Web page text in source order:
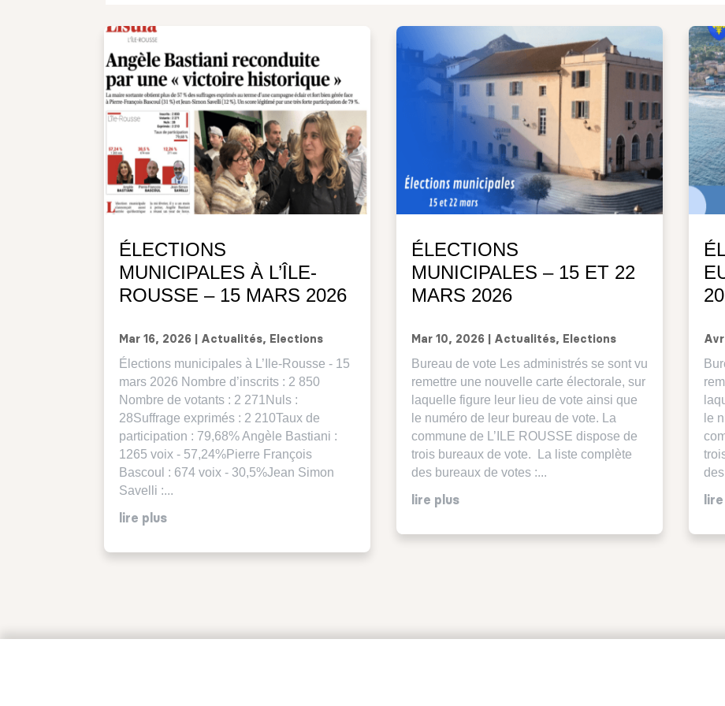
ÉLECTIONS
MUNICIPALES À L’ÎLE-
ROUSSE – 15 MARS 2026
Mar 16, 2026 Actualités, Elections
Élections municipales à L’Ile-Rousse - 15
mars 2026 Nombre d’inscrits : 2 850
Nombre de votants : 2 271Nuls :
28Suffrage exprimés : 2 210Taux de
participation : 79,68% Angèle Bastiani :
1265 voix - 57,24%Pierre François
Bascoul : 674 voix - 30,5%Jean Simon
Savelli :...
lire plus
ÉLECTIONS
MUNICIPALES – 15 ET 22
MARS 2026
Mar 10, 2026| Actualités, Elections
Bureau de vote Les administrés se sont vu
remettre une nouvelle carte électorale, sur
laquelle figure leur lieu de vote ainsi que
le numéro de leur bureau de vote. La
commune de L’ILE ROUSSE dispose de
trois bureaux de vote. La liste complète
des bureaux de votes :...
lire plus
le